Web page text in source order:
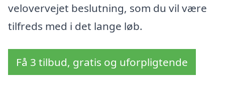
velovervejet beslutning, som du vil være
tilfreds med i det lange løb.
Få 3 tilbud, gratis og uforpligtende